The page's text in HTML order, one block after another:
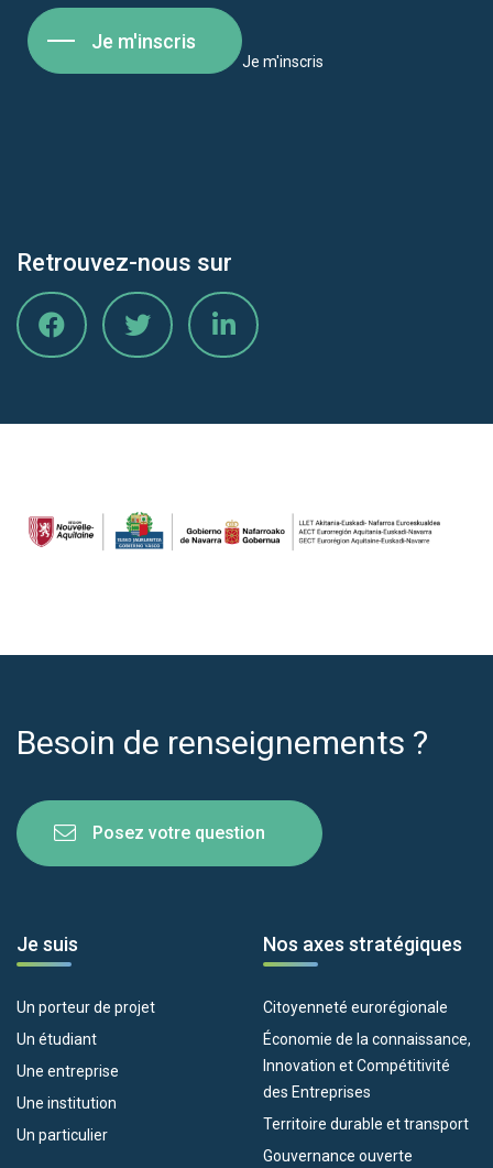
Je m'inscris
Je m'inscris
Retrouvez-nous sur
Besoin de renseignements ?
Posez votre question
Je suis
Un porteur de projet
Un étudiant
Une entreprise
Une institution
Un particulier
Nos axes stratégiques
Citoyenneté eurorégionale
Économie de la connaissance,
Innovation et Compétitivité
des Entreprises
Territoire durable et transport
Gouvernance ouverte